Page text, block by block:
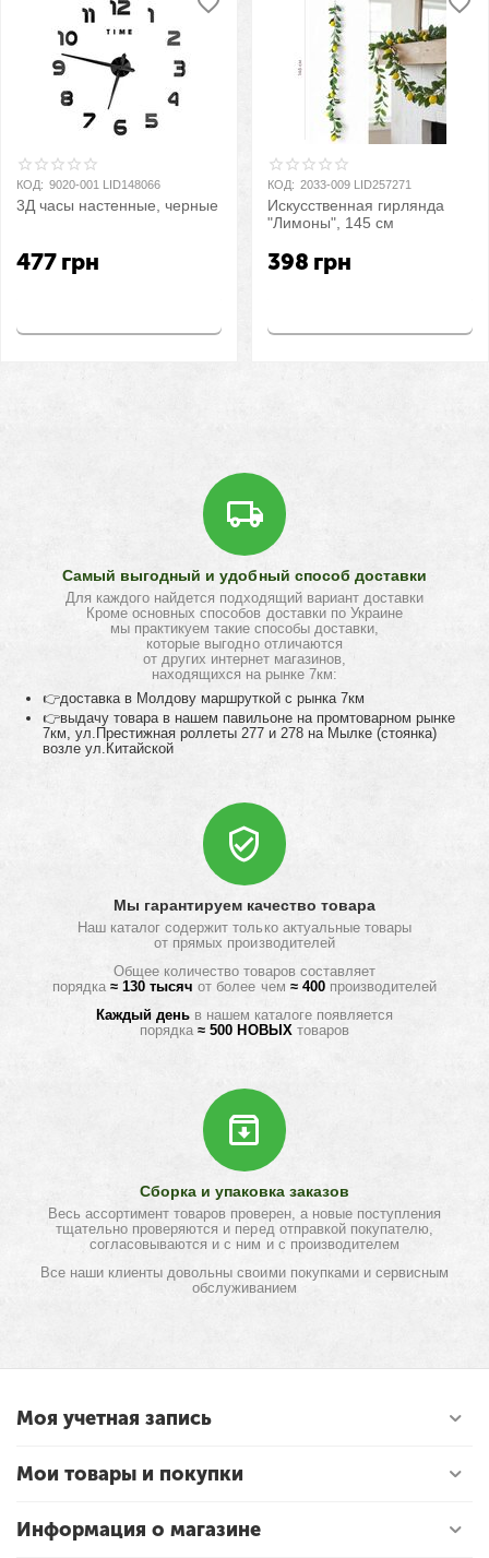
КОД: 9020-001 LID148066
3Д часы настенные, черные
477 грн
КОД: 2033-009 LID257271
Искусственная гирлянда
"Лимоны", 145 см
398 грн
Самый выгодный и удобный способ доставки
Для каждого найдется подходящий вариант доставки
Кроме основных способов доставки по Украине
мы практикуем такие способы доставки,
которые выгодно отличаются
от других интернет магазинов,
находящихся на рынке 7км:
👉доставка в Молдову маршруткой с рынка 7км
👉выдачу товара в нашем павильоне на промтоварном рынке
7км, ул.Престижная роллеты 277 и 278 на Мылке (стоянка)
возле ул.Китайской
Мы гарантируем качество товара
Наш каталог содержит только актуальные товары
от прямых производителей
Общее количество товаров составляет
порядка≈ 130 тысяч от более чем ≈ 400 производителей
Каждый деньв нашем каталоге появляется
порядка≈ 500 НОВЫХ товаров
Сборка и упаковка заказов
Весь ассортимент товаров проверен, а новые поступления
тщательно проверяются и перед отправкой покупателю,
согласовываются и с ним и с производителем
Все наши клиенты довольны своими покупками и сервисным
обслуживанием
Моя учетная запись
Мои товары и покупки
Информация о магазине